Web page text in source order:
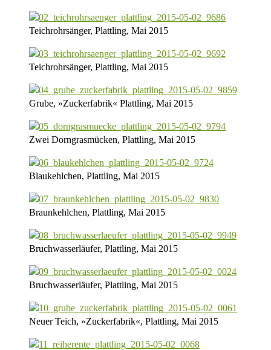
Teichrohrsänger, Plattling, Mai 2015
Teichrohrsänger, Plattling, Mai 2015
Grube, »Zuckerfabrik« Plattling, Mai 2015
Zwei Dorngrasmücken, Plattling, Mai 2015
Blaukehlchen, Plattling, Mai 2015
Braunkehlchen, Plattling, Mai 2015
Bruchwasserläufer, Plattling, Mai 2015
Bruchwasserläufer, Plattling, Mai 2015
Neuer Teich, »Zuckerfabrik«, Plattling, Mai 2015